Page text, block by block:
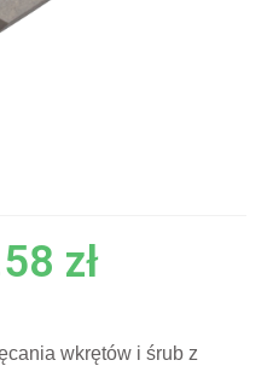
zł
wkrętów i śrub z